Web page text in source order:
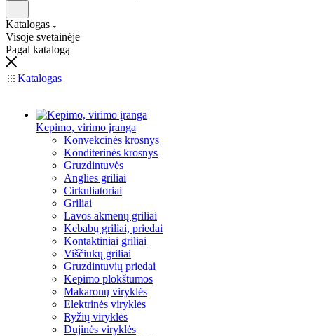
Katalogas
Visoje svetainėje
Pagal katalogą
Katalogas
Kepimo, virimo įranga
Konvekcinės krosnys
Konditerinės krosnys
Gruzdintuvės
Anglies griliai
Cirkuliatoriai
Griliai
Lavos akmenų griliai
Kebabų griliai, priedai
Kontaktiniai griliai
Viščiukų griliai
Gruzdintuvių priedai
Kepimo plokštumos
Makaronų viryklės
Elektrinės viryklės
Ryžių viryklės
Dujinės viryklės